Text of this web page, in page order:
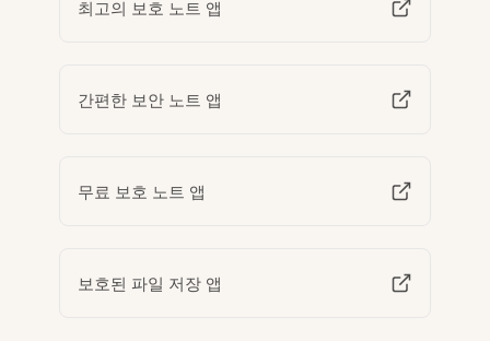
최고의 보호 노트 앱
간편한 보안 노트 앱
무료 보호 노트 앱
보호된 파일 저장 앱